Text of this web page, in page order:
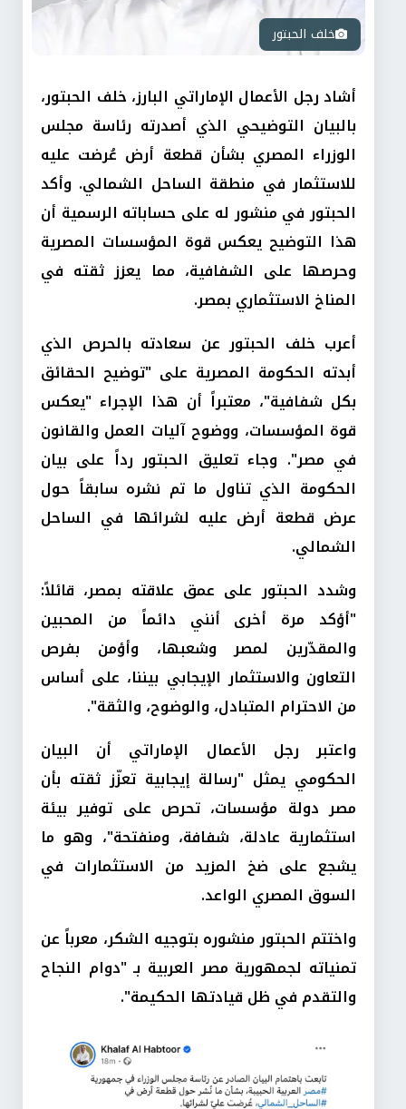
خلف الحبتور
أشاد رجل الأعمال الإماراتي البارز، خلف الحبتور،
بالبيان التوضيحي الذي أصدرته رئاسة مجلس
الوزراء المصري بشأن قطعة أرض عُرضت عليه
للاستثمار في منطقة الساحل الشمالي. وأكد
الحبتور في منشور له على حساباته الرسمية أن
هذا التوضيح يعكس قوة المؤسسات المصرية
وحرصها على الشفافية، مما يعزز ثقته في
المناخ الاستثماري بمصر.
أعرب خلف الحبتور عن سعادته بالحرص الذي
أبدته الحكومة المصرية على "توضيح الحقائق
بكل شفافية"، معتبراً أن هذا الإجراء "يعكس
قوة المؤسسات، ووضوح آليات العمل والقانون
في مصر". وجاء تعليق الحبتور رداً على بيان
الحكومة الذي تناول ما تم نشره سابقاً حول
عرض قطعة أرض عليه لشرائها في الساحل
الشمالي.
وشدد الحبتور على عمق علاقته بمصر، قائلاً:
"أؤكد مرة أخرى أنني دائماً من المحبين
والمقدّرين لمصر وشعبها، وأؤمن بفرص
التعاون والاستثمار الإيجابي بيننا، على أساس
من الاحترام المتبادل، والوضوح، والثقة".
واعتبر رجل الأعمال الإماراتي أن البيان
الحكومي يمثل "رسالة إيجابية تعزّز ثقته بأن
مصر دولة مؤسسات، تحرص على توفير بيئة
استثمارية عادلة، شفافة، ومنفتحة"، وهو ما
يشجع على ضخ المزيد من الاستثمارات في
السوق المصري الواعد.
واختتم الحبتور منشوره بتوجيه الشكر، معرباً عن
تمنياته لجمهورية مصر العربية بـ "دوام النجاح
والتقدم في ظل قيادتها الحكيمة".